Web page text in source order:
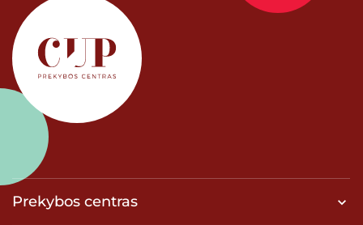
Prekybos centras